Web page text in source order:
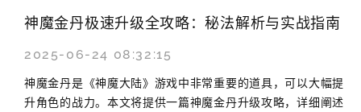
神魔金丹极速升级全攻略：秘法解析与实战指南
2025-06-24 08:32:15
神魔金丹是《神魔大陆》游戏中非常重要的道具，可以大幅提
升角色的战力。本文将提供一篇神魔金丹升级攻略，详细阐述